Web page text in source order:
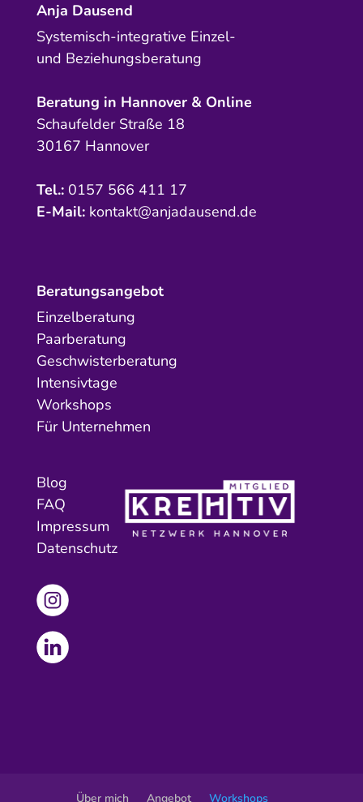
Anja Dausend
Systemisch-integrative Einzel-
und Beziehungsberatung
Beratung in Hannover & Online
Schaufelder Straße 18
30167 Hannover
Tel.:0157 566 411 17
E-Mail:kontakt@anjadausend.de
Beratungsangebot
Einzelberatung
Paarberatung
Geschwisterberatung
Intensivtage
Workshops
Für Unternehmen
Blog
FAQ
Impressum
Datenschutz
Über mich Angebot Workshops